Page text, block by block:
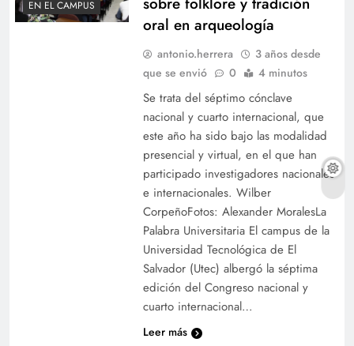
EN EL CAMPUS
oral en arqueología
antonio.herrera
3 años desde
que se envió
0 4 minutos
Se trata del séptimo cónclave
nacional y cuarto internacional, que
este año ha sido bajo las modalidad
presencial y virtual, en el que han
participado investigadores nacionales
e internacionales. Wilber
CorpeñoFotos: Alexander MoralesLa
Palabra Universitaria El campus de la
Universidad Tecnológica de El
Salvador (Utec) albergó la séptima
edición del Congreso nacional y
cuarto internacional…
Leer más